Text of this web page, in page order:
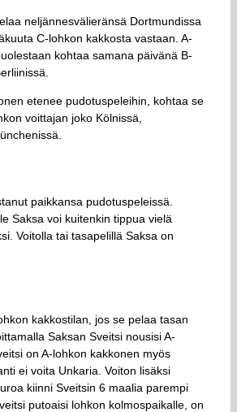
neljännesvälieränsä Dortmundissa
C-lohkon kakkosta vastaan. A-
kohtaa samana päivänä B-
etenee pudotuspeleihin, kohtaa se
voittajan joko Kölnissä,
paikkansa pudotuspeleissä.
Saksa voi kuitenkin tippua vielä
Voitolla tai tasapelillä Saksa on
kakkostilan, jos se pelaa tasan
Saksan Sveitsi nousisi A-
on A-lohkon kakkonen myös
ei voita Unkaria. Voiton lisäksi
kiinni Sveitsin 6 maalia parempi
putoaisi lohkon kolmospaikalle, on